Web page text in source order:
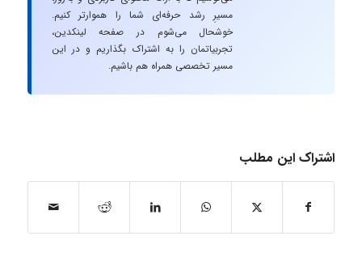
مسیرِ رشد حرفه‌ای شما را هموارتر کنیم.
خوشحال می‌شوم در صفحه لینکدین،
تجربیاتمان را به اشتراک بگذاریم و در این
مسیر تخصصی همراه هم باشیم.
اشتراک این مطلب